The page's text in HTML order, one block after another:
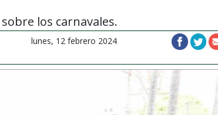
los carnavales.
lunes, 12 febrero 2024